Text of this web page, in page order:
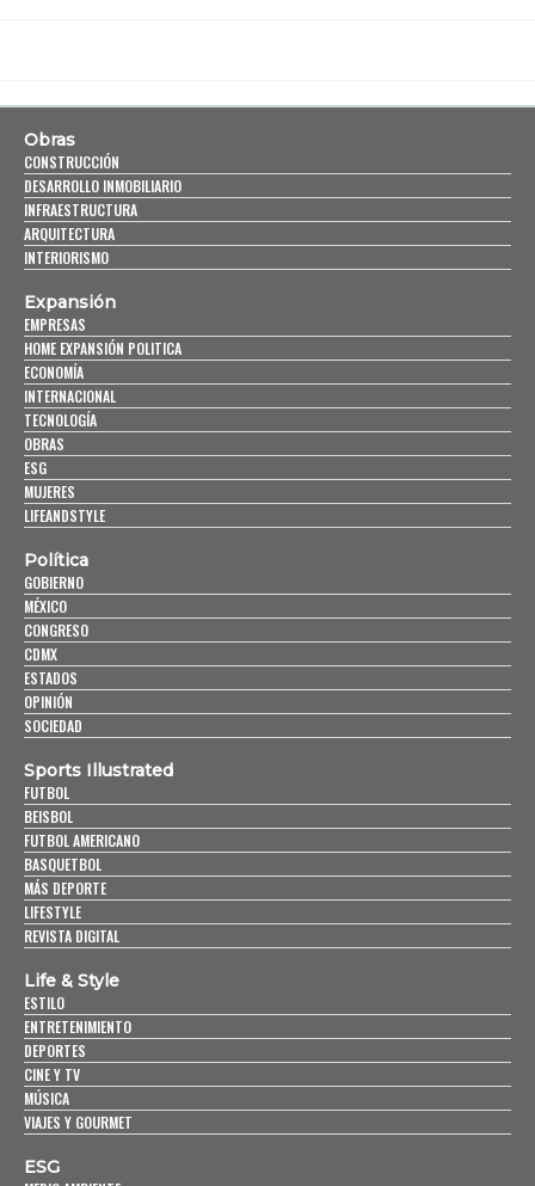
Obras
CONSTRUCCIÓN
DESARROLLO INMOBILIARIO
INFRAESTRUCTURA
ARQUITECTURA
INTERIORISMO
Expansión
EMPRESAS
HOME EXPANSIÓN POLITICA
ECONOMÍA
INTERNACIONAL
TECNOLOGÍA
OBRAS
ESG
MUJERES
LIFEANDSTYLE
Política
GOBIERNO
MÉXICO
CONGRESO
CDMX
ESTADOS
OPINIÓN
SOCIEDAD
Sports Illustrated
FUTBOL
BEISBOL
FUTBOL AMERICANO
BASQUETBOL
MÁS DEPORTE
LIFESTYLE
REVISTA DIGITAL
Life & Style
ESTILO
ENTRETENIMIENTO
DEPORTES
CINE Y TV
MÚSICA
VIAJES Y GOURMET
ESG